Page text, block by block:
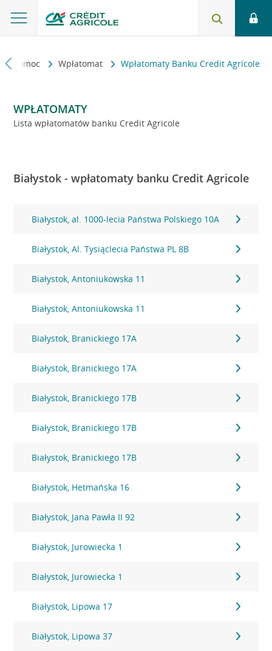
i pomoc Wpłatomat Wpłatomaty Banku Credit Agricole
WPŁATOMATY
Lista wpłatomatów banku Credit Agricole
Białystok - wpłatomaty banku Credit Agricole
Białystok, al. 1000-lecia Państwa Polskiego 10A
Białystok, Al. Tysiąclecia Państwa PL 8B
Białystok, Antoniukowska 11
Białystok, Antoniukowska 11
Białystok, Branickiego 17A
Białystok, Branickiego 17A
Białystok, Branickiego 17B
Białystok, Branickiego 17B
Białystok, Branickiego 17B
Białystok, Hetmańska 16
Białystok, Jana Pawła II 92
Białystok, Jurowiecka 1
Białystok, Jurowiecka 1
Białystok, Lipowa 17
Białystok, Lipowa 37